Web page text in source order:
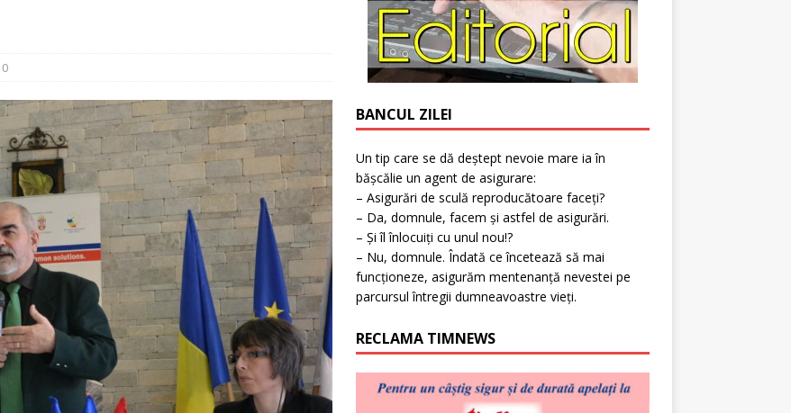
0
BANCUL ZILEI
Un tip care se dă deștept nevoie mare ia în
bășcălie un agent de asigurare:
– Asigurări de sculă reproducătoare faceți?
– Da, domnule, facem și astfel de asigurări.
– Și îl înlocuiți cu unul nou!?
– Nu, domnule. Îndată ce încetează să mai
funcționeze, asigurăm mentenanță nevestei pe
parcursul întregii dumneavoastre vieți.
RECLAMA TIMNEWS